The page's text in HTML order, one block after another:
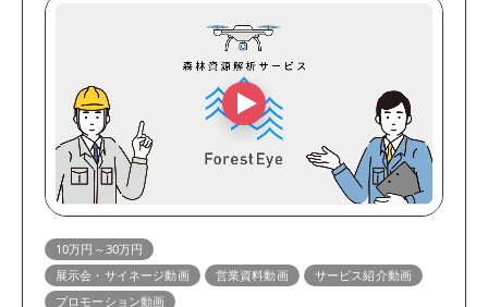
10万円～30万円
展示会・サイネージ動画
営業資料動画
サービス紹介動画
プロモーション動画